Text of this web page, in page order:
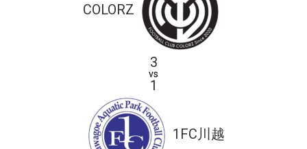
COLORZ
3
vs
1
1FC川越